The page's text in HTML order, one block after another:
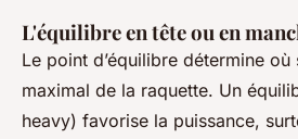
L'équilibre en tête ou en
Le point d’équilibre détermine
maximal de la raquette. Un
heavy) favorise la puissance,